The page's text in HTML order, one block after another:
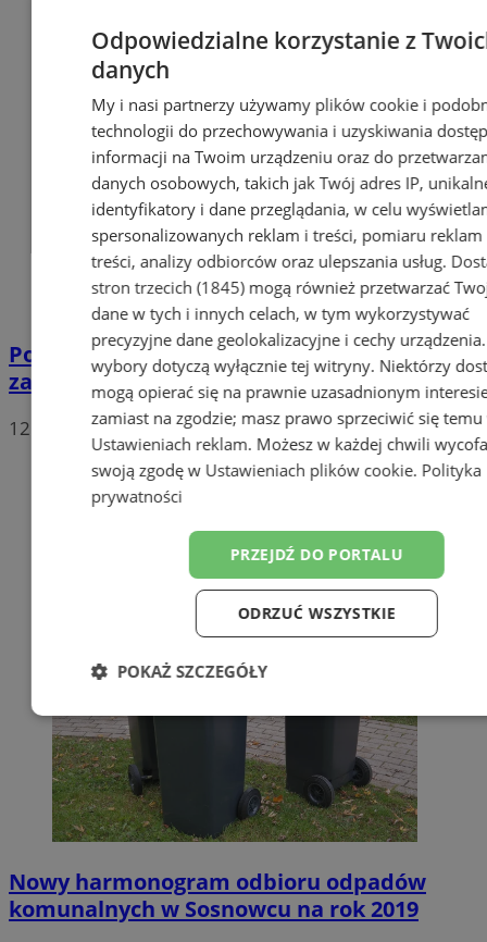
Potwierdzono pierwszy przypadek
zarażenia koronawirusem w Sosnowcu
12
Nowy harmonogram odbioru odpadów
komunalnych w Sosnowcu na rok 2019
Odpowiedzialne korzystanie z
danych
My i nasi partnerzy używamy plików cookie i
technologii do przechowywania i uzyskiwania
informacji na Twoim urządzeniu oraz do
danych osobowych, takich jak Twój adres IP,
identyfikatory i dane przeglądania, w celu
spersonalizowanych reklam i treści, pomiaru reklam
treści, analizy odbiorców oraz ulepszania usług.
stron trzecich (1845)mogą również przetwarzać
dane w tych i innych celach, w tym wykorzystywać
precyzyjne dane geolokalizacyjne i cechy
wybory dotyczą wyłącznie tej witryny. Niektórzy
mogą opierać się na prawnie uzasadnionym
zamiast na zgodzie; masz prawo sprzeciwić się temu
Ustawieniach reklam. Możesz w każdej chwili
swoją zgodę w Ustawieniach plików cookie. Polityka
prywatności
PRZEJDŹ DO PORTALU
ODRZUĆ WSZYSTKIE
POKAŻ SZCZEGÓŁY
Niezbędne Wydajność
Funkcjonalność